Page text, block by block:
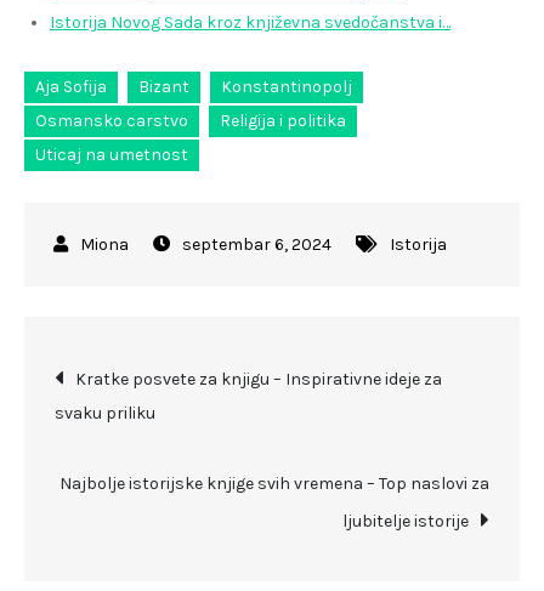
Istorija Novog Sada kroz književna svedočanstva i…
Aja Sofija Bizant
Konstantinopolj
Osmansko carstvo
Religija i politika
Uticaj na umetnost
septembar 6, 2024 Istorija
Kretanje
članka
Kratke posvete za knjigu – Inspirativne ideje za
svaku priliku
Najbolje istorijske knjige svih vremena – Top naslovi za
ljubitelje istorije